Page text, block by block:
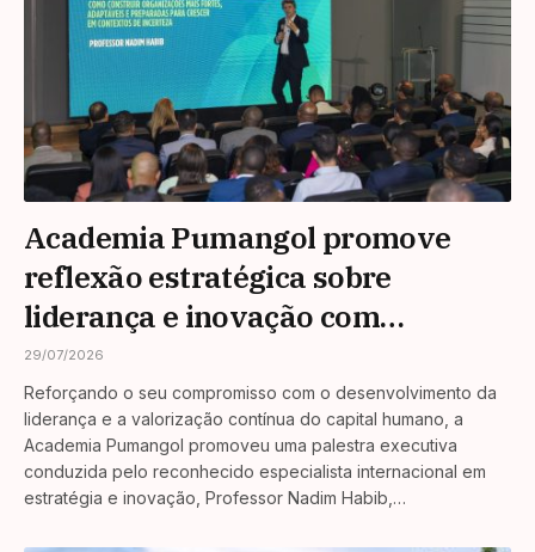
Academia Pumangol promove
reflexão estratégica sobre
liderança e inovação com
especialista internacional Nadim
Habib
29/07/2026
Reforçando o seu compromisso com o desenvolvimento da
liderança e a valorização contínua do capital humano, a
Academia Pumangol promoveu uma palestra executiva
conduzida pelo reconhecido especialista internacional em
estratégia e inovação, Professor Nadim Habib,…